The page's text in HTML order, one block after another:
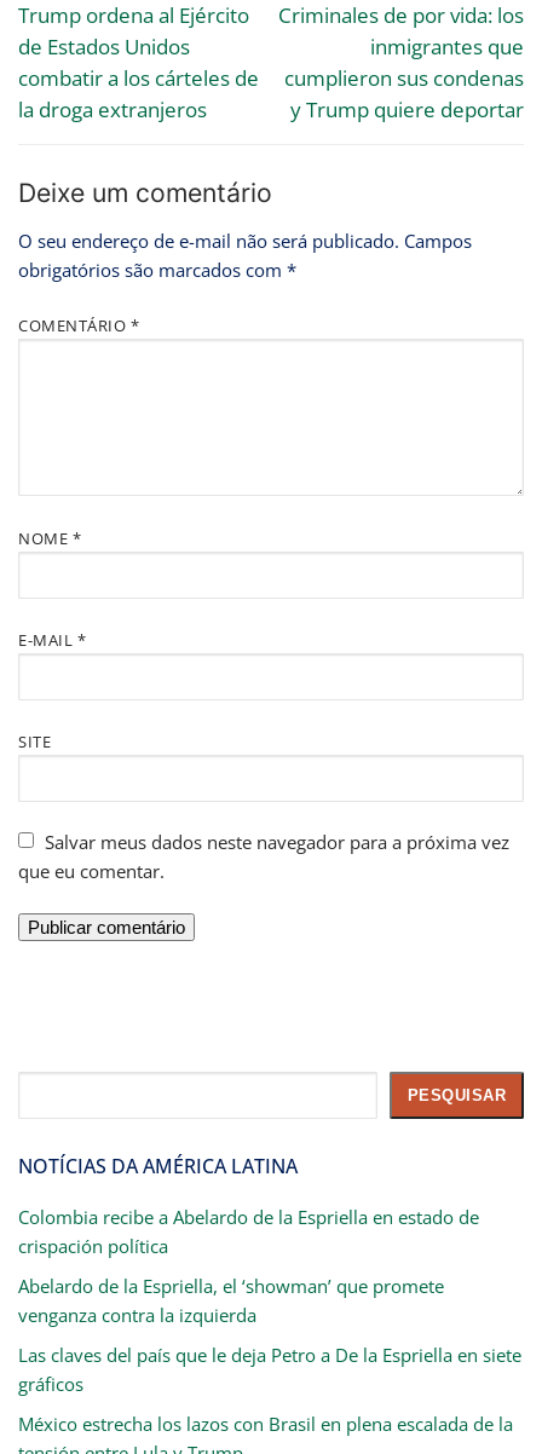
Trump ordena al Ejército
de Estados Unidos
combatir a los cárteles de
la droga extranjeros
Criminales de por vida: los
inmigrantes que
cumplieron sus condenas
y Trump quiere deportar
Deixe um comentário
O seu endereço de e-mail não será publicado. Campos
obrigatórios são marcados com *
COMENTÁRIO *
NOME *
E-MAIL *
SITE
Salvar meus dados neste navegador para a próxima vez
que eu comentar.
PESQUISAR
NOTÍCIAS DA AMÉRICA LATINA
Colombia recibe a Abelardo de la Espriella en estado de
crispación política
Abelardo de la Espriella, el ‘showman’ que promete
venganza contra la izquierda
Las claves del país que le deja Petro a De la Espriella en siete
gráficos
México estrecha los lazos con Brasil en plena escalada de la